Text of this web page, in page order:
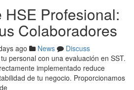
Profesional:
Colaboradores
ago News
Discuss
personal con una evaluación en SST.
implementado reduce
de tu negocio. Proporcionamos